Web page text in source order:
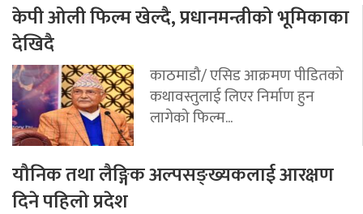
केपी ओली फिल्म खेल्दै, प्रधानमन्त्रीको भूमिकाका
देखिदै
काठमाडौ/ एसिड आक्रमण पीडितको
कथावस्तुलाई लिएर निर्माण हुन
लागेको फिल्म...
यौनिक तथा लैङ्गिक अल्पसङ्ख्यकलाई आरक्षण
दिने पहिलो प्रदेश